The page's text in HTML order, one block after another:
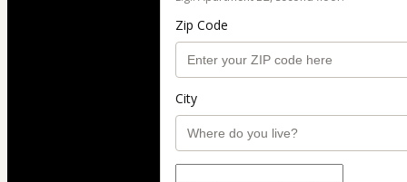
Zip Code
City